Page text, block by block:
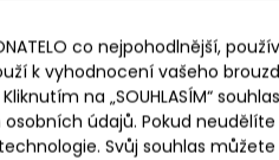
co nejpohodlnější,
k vyhodnocení vašeho
na „SOUHLASÍM“
údajů. Pokud neudělíte
Svůj souhlas
Dámská noční košile
Fashion Mandala petrolej